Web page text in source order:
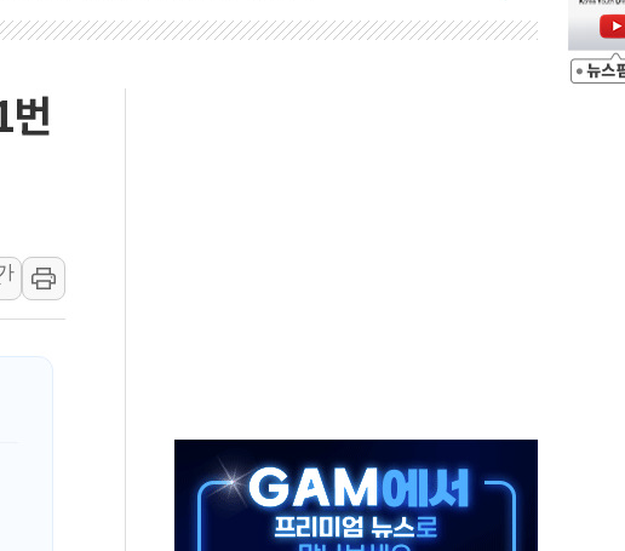
하류서 50대 숨진 채 발견...경찰, 조사 중
원장에 오중기 당선...합산득표율 68.63%
머니 살해 10대 구속…범행 후 반려견도 죽여
경선 결과 발표...정청래 47.82% 김민석 46.35% 송영길 5.83%
선 결과 발표...김민석 50.30% 정청래 41.94% 송영길 7.76%
수막 '태극기 거꾸로' 논란…이틀만에 철거
면 손질… 예술·체육요원 최대 33% 감축
마트 판매, 역대 최대폭 감소한 9.4%↓…유통업계 양극화 심화